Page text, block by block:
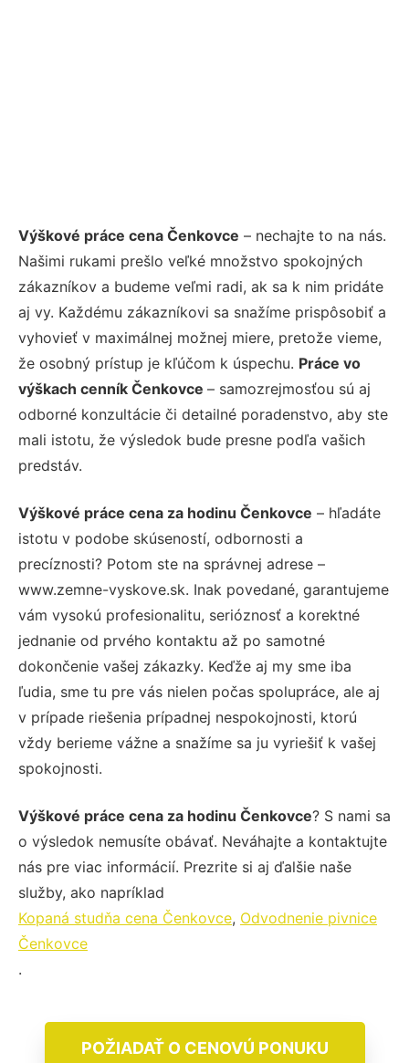
Výškové práce cena Čenkovce – nechajte to na nás.
Našimi rukami prešlo veľké množstvo spokojných
zákazníkov a budeme veľmi radi, ak sa k nim pridáte
aj vy. Každému zákazníkovi sa snažíme prispôsobiť a
vyhovieť v maximálnej možnej miere, pretože vieme,
že osobný prístup je kľúčom k úspechu. Práce vo
výškach cenník Čenkovce – samozrejmosťou sú aj
odborné konzultácie či detailné poradenstvo, aby ste
mali istotu, že výsledok bude presne podľa vašich
predstáv.
Výškové práce cena za hodinu Čenkovce – hľadáte
istotu v podobe skúseností, odbornosti a
precíznosti? Potom ste na správnej adrese –
www.zemne-vyskove.sk. Inak povedané, garantujeme
vám vysokú profesionalitu, serióznosť a korektné
jednanie od prvého kontaktu až po samotné
dokončenie vašej zákazky. Keďže aj my sme iba
ľudia, sme tu pre vás nielen počas spolupráce, ale aj
v prípade riešenia prípadnej nespokojnosti, ktorú
vždy berieme vážne a snažíme sa ju vyriešiť k vašej
spokojnosti.
Výškové práce cena za hodinu Čenkovce? S nami sa
o výsledok nemusíte obávať. Neváhajte a kontaktujte
nás pre viac informácií. Prezrite si aj ďalšie naše
služby, ako napríklad
Kopaná studňa cena Čenkovce, Odvodnenie pivnice
Čenkovce
.
POŽIADAŤ O CENOVÚ PONUKU